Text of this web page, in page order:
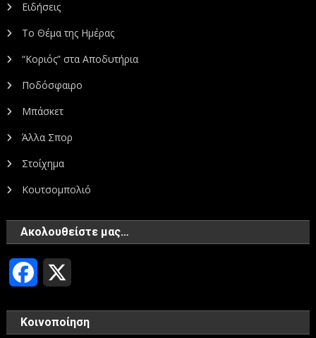
Ειδήσεις
Το Θέμα της Ημέρας
“Κοριός” στα Αποδυτήρια
Ποδόσφαιρο
Μπάσκετ
Άλλα Σπορ
Στοίχημα
Κουτσομπολιό
Ακολουθείστε μας…
Facebook
Κοινοποίηση